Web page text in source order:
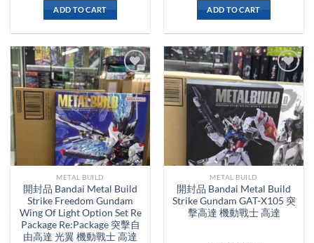
ADD TO CART ADD TO CART
METAL BUILD
開封品 Bandai Metal Build
Strike Freedom Gundam
Wing Of Light Option Set Re
Package Re:Package 突擊自
由高達 光翼 機動戰士 高達
METAL BUILD
開封品 Bandai Metal Build
Strike Gundam GAT-X105 突
擊高達 機動戰士 高達